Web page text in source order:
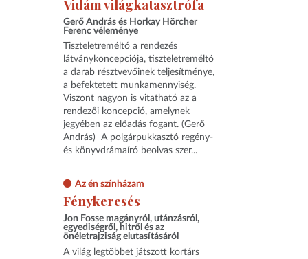
Vidám világkatasztrófa
Gerő András és Horkay Hörcher
Ferenc véleménye
Tiszteletreméltó a rendezés
látványkoncepciója, tiszteletreméltó
a darab résztvevőinek teljesítménye,
a befektetett munkamennyiség.
Viszont nagyon is vitatható az a
rendezői koncepció, amelynek
jegyében az előadás fogant. (Gerő
András) A polgárpukkasztó regény-
és könyvdrámaíró beolvas szer...
Az én színházam
Fény­keresés
Jon Fosse magányról, utánzásról,
egyediségről, hitről és az
önéletrajziság elutasításáról
A világ legtöbbet játszott kortárs